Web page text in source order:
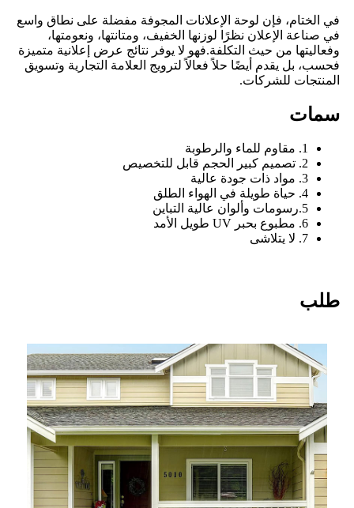
في الختام، فإن لوحة الإعلانات المجوفة مفضلة على نطاق واسع
في صناعة الإعلان نظرًا لوزنها الخفيف، ومتانتها، ونعومتها،
وفعاليتها من حيث التكلفة.فهو لا يوفر نتائج عرض إعلانية متميزة
فحسب، بل يقدم أيضًا حلاً فعالاً لترويج العلامة التجارية وتسويق
المنتجات للشركات.
سمات
1. مقاوم للماء والرطوبة
2. تصميم كبير الحجم قابل للتخصيص
3. مواد ذات جودة عالية
4. حياة طويلة في الهواء الطلق
5.رسومات وألوان عالية التباين
6. مطبوع بحبر UV طويل الأمد
7. لا يتلاشى
طلب